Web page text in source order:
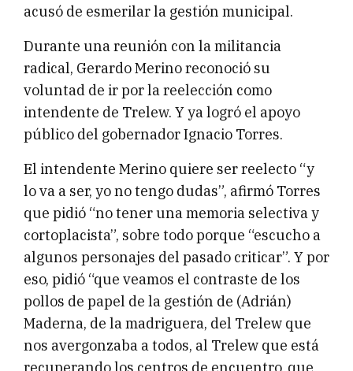
acusó de esmerilar la gestión municipal.
Durante una reunión con la militancia
radical, Gerardo Merino reconoció su
voluntad de ir por la reelección como
intendente de Trelew. Y ya logró el apoyo
público del gobernador Ignacio Torres.
El intendente Merino quiere ser reelecto “y
lo va a ser, yo no tengo dudas”, afirmó Torres
que pidió “no tener una memoria selectiva y
cortoplacista”, sobre todo porque “escucho a
algunos personajes del pasado criticar”. Y por
eso, pidió “que veamos el contraste de los
pollos de papel de la gestión de (Adrián)
Maderna, de la madriguera, del Trelew que
nos avergonzaba a todos, al Trelew que está